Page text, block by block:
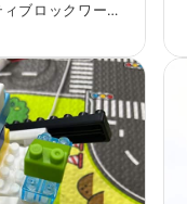
ブロックワー